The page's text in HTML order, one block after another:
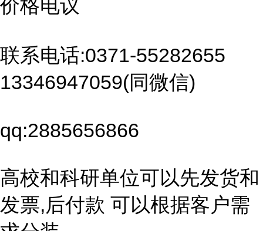
价格电议
联系电话:0371-55282655
13346947059(同微信)
qq:2885656866
高校和科研单位可以先发货和
发票,后付款 可以根据客户需